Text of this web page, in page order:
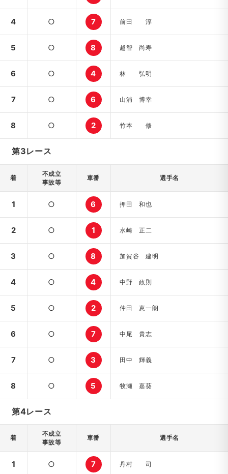
4 ○ 7 前田 淳
5 ○ 8 越智 尚寿
6 ○ 4 林 弘明
7 ○ 6 山浦 博幸
8 ○ 2 竹本 修
第3レース
着
不成立
事故等
車番 選手名
1 ○ 6 押田 和也
2 ○ 1 水崎 正二
3 ○ 8 加賀谷 建明
4 ○ 4 中野 政則
5 ○ 2 仲田 恵一朗
6 ○ 7 中尾 貴志
7 ○ 3 田中 輝義
8 ○ 5 牧瀬 嘉葵
第4レース
着
不成立
事故等
車番 選手名
1 ○ 7 丹村 司